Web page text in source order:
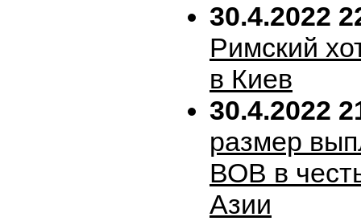
30.4.2022
Римский
в Киев
30.4.2022
размер
ВОВ в
Азии